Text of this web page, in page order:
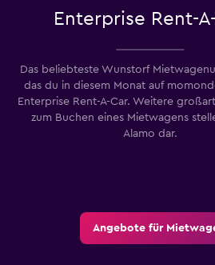
Enterprise Rent-
Das beliebteste Wunstorf
das du in diesem Monat auf
Enterprise Rent-A-Car. Weitere
zum Buchen eines Mietwagens
Alamo dar.
Angebote für